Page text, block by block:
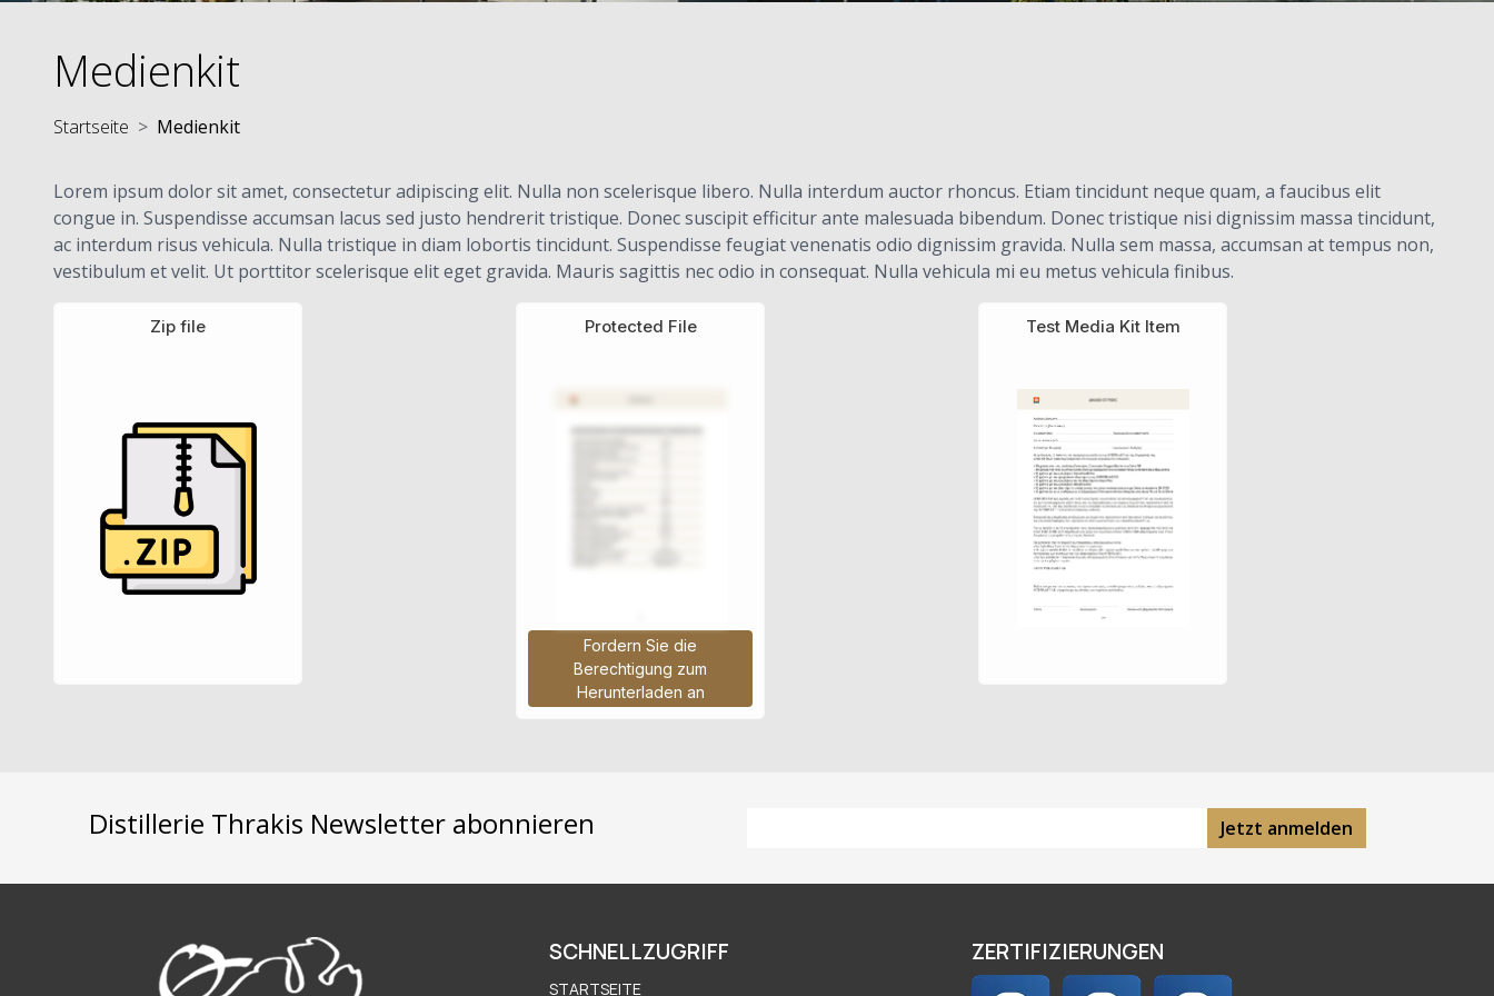
Medienkit
Startseite Medienkit
Lorem ipsum dolor sit amet, consectetur adipiscing elit. Nulla non scelerisque libero. Nulla interdum auctor rhoncus. Etiam tincidunt neque quam, a faucibus elit
congue in. Suspendisse accumsan lacus sed justo hendrerit tristique. Donec suscipit efficitur ante malesuada bibendum. Donec tristique nisi dignissim massa tincidunt,
ac interdum risus vehicula. Nulla tristique in diam lobortis tincidunt. Suspendisse feugiat venenatis odio dignissim gravida. Nulla sem massa, accumsan at tempus non,
vestibulum et velit. Ut porttitor scelerisque elit eget gravida. Mauris sagittis nec odio in consequat. Nulla vehicula mi eu metus vehicula finibus.
Zip file Protected File
Τεχνικά Εγχειρίδια
Fordern Sie die
Berechtigung zum
Herunterladen an
Test Media Kit Item
Τιμοκατάλογος
Distillerie Thrakis Newsletter abonnieren Jetzt anmelden
SCHNELLZUGRIFF
STARTSEITE
ZERTIFIZIERUNGEN